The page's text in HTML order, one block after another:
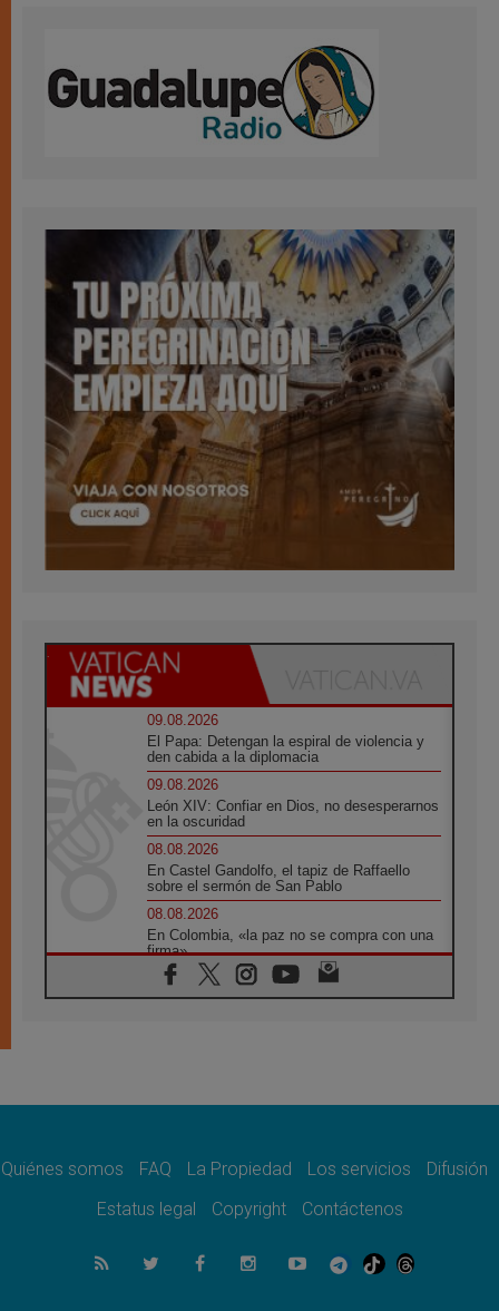
09.08.2026
El Papa: Detengan la espiral de violencia y
den cabida a la diplomacia
09.08.2026
León XIV: Confiar en Dios, no desesperarnos
en la oscuridad
08.08.2026
En Castel Gandolfo, el tapiz de Raffaello
sobre el sermón de San Pablo
08.08.2026
En Colombia, «la paz no se compra con una
firma»
08.08.2026
En Venezuela celebraron los 416 años del
08.08.2026
07.08.2026
se convierte en diócesis
Honduras: Los desplazados invisibles de una
crisis olvidada
Quiénes somos FAQ La Propiedad Los servicios
Difusión
Estatus legal
Copyright Contáctenos